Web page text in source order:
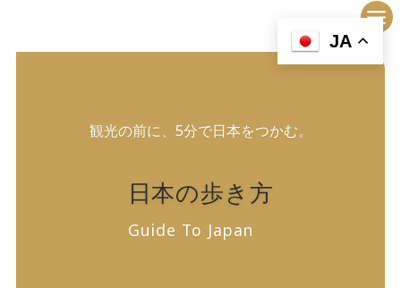
観光の前に、5分で日本をつかむ。
日本の歩き方
Guide To Japan
JA